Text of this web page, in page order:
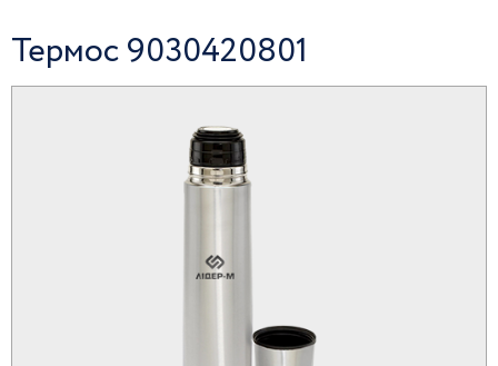
Термос 9030420801